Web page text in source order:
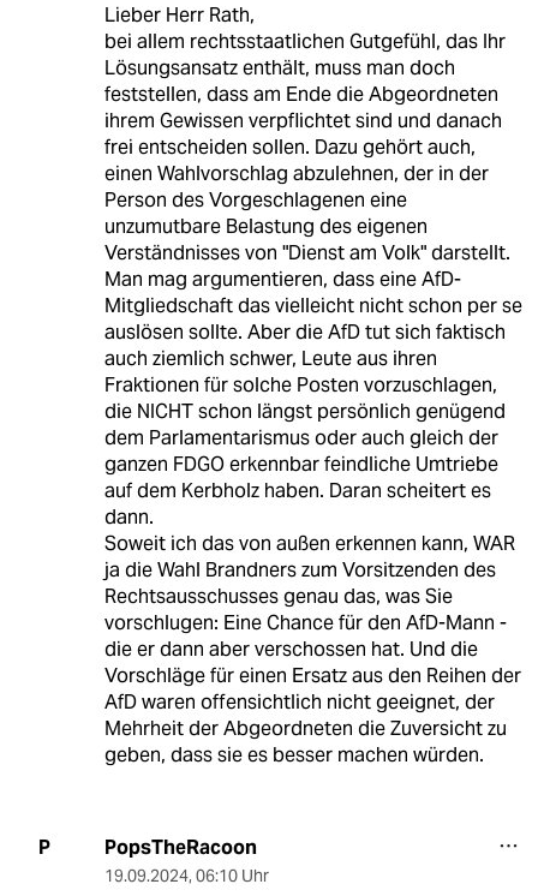
Lieber Herr Rath,
bei allem rechtsstaatlichen Gutgefühl, das Ihr
Lösungsansatz enthält, muss man doch
feststellen, dass am Ende die Abgeordneten
ihrem Gewissen verpflichtet sind und danach
frei entscheiden sollen. Dazu gehört auch,
einen Wahlvorschlag abzulehnen, der in der
Person des Vorgeschlagenen eine
unzumutbare Belastung des eigenen
Verständnisses von "Dienst am Volk" darstellt.
Man mag argumentieren, dass eine AfD-
Mitgliedschaft das vielleicht nicht schon per se
auslösen sollte. Aber die AfD tut sich faktisch
auch ziemlich schwer, Leute aus ihren
Fraktionen für solche Posten vorzuschlagen,
die NICHT schon längst persönlich genügend
dem Parlamentarismus oder auch gleich der
ganzen FDGO erkennbar feindliche Umtriebe
auf dem Kerbholz haben. Daran scheitert es
dann.
Soweit ich das von außen erkennen kann, WAR
ja die Wahl Brandners zum Vorsitzenden des
Rechtsausschusses genau das, was Sie
vorschlugen: Eine Chance für den AfD-Mann -
die er dann aber verschossen hat. Und die
Vorschläge für einen Ersatz aus den Reihen der
AfD waren offensichtlich nicht geeignet, der
Mehrheit der Abgeordneten die Zuversicht zu
geben, dass sie es besser machen würden.
P PopsTheRacoon
19.09.2024, 06:10 Uhr